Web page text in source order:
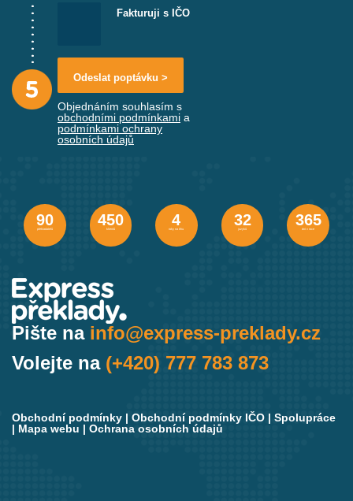
Fakturuji s IČO
Objednáním souhlasím s
obchodními podmínkami a
podmínkami ochrany
osobních údajů
90
překladatelů
450
klientů
4
roky na trhu
32
jazyků
365
dní v roce
Pište na info@express-preklady.cz
Volejte na (+420) 777 783 873
Obchodní podmínky | Obchodní podmínky IČO | Spolupráce
| Mapa webu | Ochrana osobních údajů